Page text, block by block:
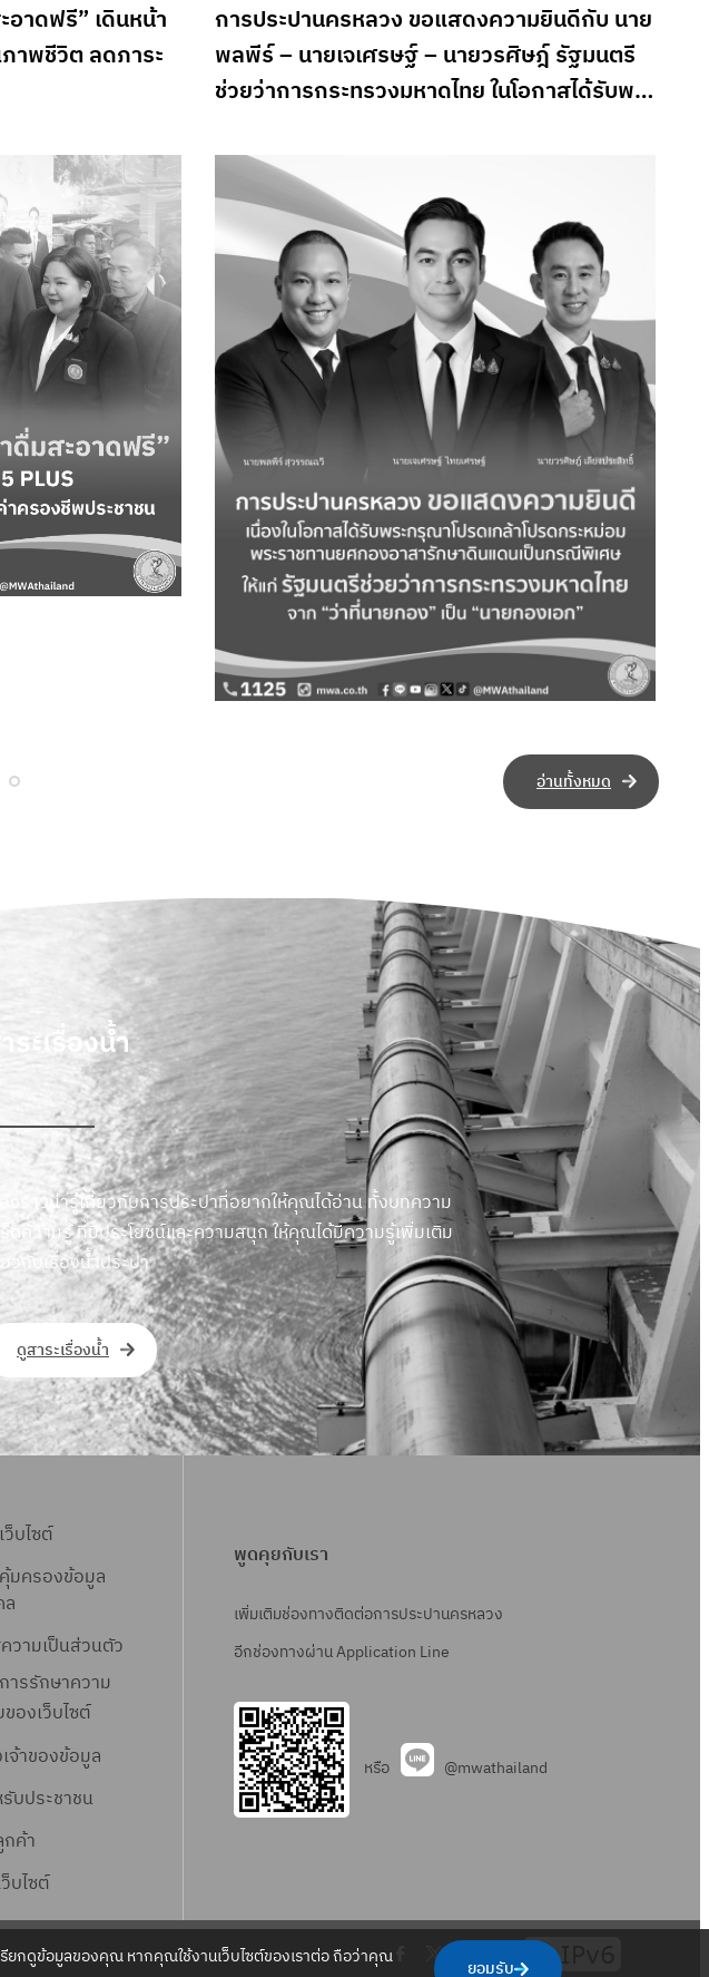
าดฟรี” เดินหน้า
าพชีวิต ลดภาระ
การประปานครหลวง ขอแสดงความยินดีกับ นาย
พลพีร์ – นายเจเศรษฐ์ – นายวรศิษฎ์ รัฐมนตรี
ช่วยว่าการกระทรวงมหาดไทย ในโอกาสได้รับพระ
กองอาสารักษาดินแดนเป็นกรณีพิเศษ จาก
“ว่าที่นายกอง” เป็น “นายกองเอก”
อ่านทั้งหมด
สาระเรื่องน้ำ
รื่องราวน่ารู้เกี่ยวกับการประปาที่อยากให้คุณได้อ่าน ทั้งบทความ
ดความรู้ ที่มีประโยชน์และความสนุก ให้คุณได้มีความรู้เพิ่มเติม
ยวกับเรื่องน้ำประปา
ดูสาระเรื่องน้ำ
บไซต์
มครองข้อมูล
วามเป็นส่วนตัว
ารรักษาความ
องเว็บไซต์
จ้าของข้อมูล
บประชาชน
ค้า
บไซต์
พูดคุยกับเรา
เพิ่มเติมช่องทางติดต่อการประปานครหลวง
อีกช่องทางผ่าน Application Line
หรือ @mwathailand
.
ยกดูข้อมูลของคุณ หากคุณใช้งานเว็บไซต์ของเราต่อ ถือว่าคุณ
ยอมรับ